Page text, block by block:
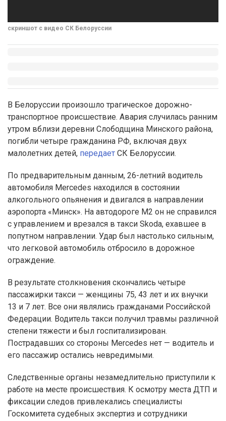
скриншот с видео СК Белоруссии
В Белоруссии произошло трагическое дорожно-
транспортное происшествие. Авария случилась ранним
утром вблизи деревни Слободщина Минского района,
погибли четыре гражданина РФ, включая двух
малолетних детей, передает СК Белоруссии.
По предварительным данным, 26-летний водитель
автомобиля Mercedes находился в состоянии
алкогольного опьянения и двигался в направлении
аэропорта «Минск». На автодороге М2 он не справился
с управлением и врезался в такси Skoda, ехавшее в
попутном направлении. Удар был настолько сильным,
что легковой автомобиль отбросило в дорожное
ограждение.
В результате столкновения скончались четыре
пассажирки такси — женщины 75, 43 лет и их внучки
13 и 7 лет. Все они являлись гражданами Российской
Федерации. Водитель такси получил травмы различной
степени тяжести и был госпитализирован.
Пострадавших со стороны Mercedes нет — водитель и
его пассажир остались невредимыми.
Следственные органы незамедлительно приступили к
работе на месте происшествия. К осмотру места ДТП и
фиксации следов привлекались специалисты
Госкомитета судебных экспертиз и сотрудники